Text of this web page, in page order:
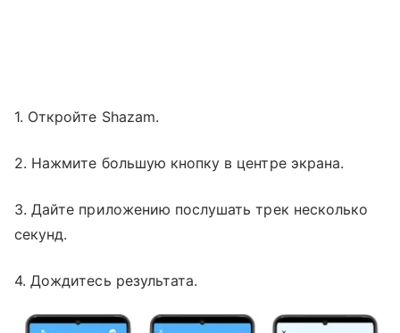
1. Откройте Shazam.
2. Нажмите большую кнопку в центре экрана.
3. Дайте приложению послушать трек несколько
секунд.
4. Дождитесь результата.